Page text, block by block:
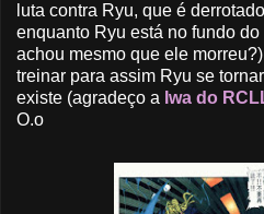
luta contra Ryu, que é
enquanto Ryu está no fundo
achou mesmo que ele
treinar para assim Ryu se
existe (agradeço a Iwa do
O.o